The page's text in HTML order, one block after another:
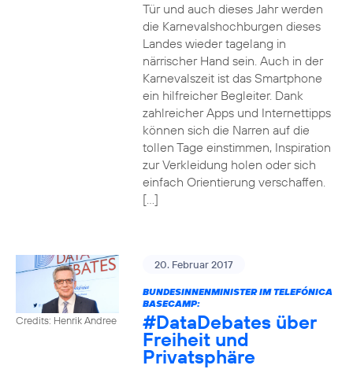
Tür und auch dieses Jahr werden
die Karnevalshochburgen dieses
Landes wieder tagelang in
närrischer Hand sein. Auch in der
Karnevalszeit ist das Smartphone
ein hilfreicher Begleiter. Dank
zahlreicher Apps und Internettipps
können sich die Narren auf die
tollen Tage einstimmen, Inspiration
zur Verkleidung holen oder sich
einfach Orientierung verschaffen.
[…]
Credits: Henrik Andree
20. Februar 2017
BUNDESINNENMINISTER IM TELEFÓNICA
BASECAMP:
#DataDebatesüber
Freiheit und
Privatsphäre